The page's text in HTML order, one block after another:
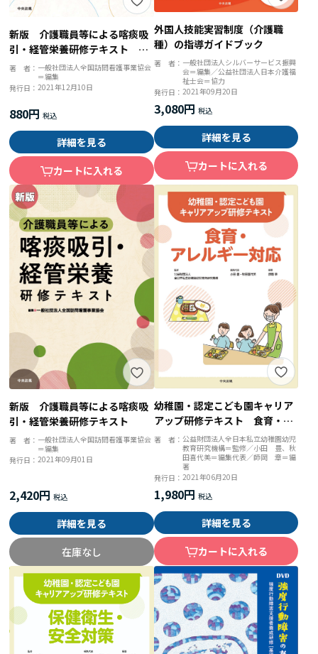
新版 介護職員等による喀痰吸
引・経管栄養研修テキスト 指
導者用 指導上の留意点とＱ＆
著 者： 一般社団法人全国訪問看護事業協会
＝編集
発行日：2021年12月10日
880円
詳細を見る
カートに入れる
外国人技能実習制度（介護職
種）の指導ガイドブック
著 者： 一般社団法人シルバーサービス振興
会＝編集／公益社団法人日本介護福
祉士会＝協力
発行日： 2021年09月20日
3,080円
詳細を見る
カートに入れる
新版 介護職員等による喀痰吸
引・経管栄養研修テキスト
著 者： 一般社団法人全国訪問看護事業協会
＝編集
発行日：2021年09月01日
2,420円
詳細を見る
在庫なし
幼稚園・認定こども園キャリア
アップ研修テキスト 食育・ア
レルギー対応
著 者： 公益財団法人全日本私立幼稚園幼児
教育研究機構＝監修／小田 豊、秋
田喜代美＝編集代表／師岡 章＝編
著
発行日： 2021年06月20日
1,980円
詳細を見る
カートに入れる